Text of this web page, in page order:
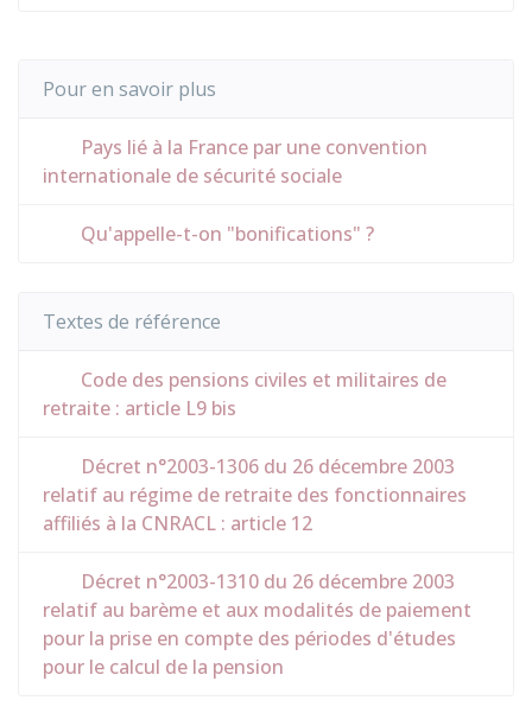
Pour en savoir plus
Pays lié à la France par une convention
internationale de sécurité sociale
Qu'appelle-t-on "bonifications" ?
Textes de référence
Code des pensions civiles et militaires de
retraite : article L9 bis
Décret n°2003-1306 du 26 décembre 2003
relatif au régime de retraite des fonctionnaires
affiliés à la CNRACL : article 12
Décret n°2003-1310 du 26 décembre 2003
relatif au barème et aux modalités de paiement
pour la prise en compte des périodes d'études
pour le calcul de la pension